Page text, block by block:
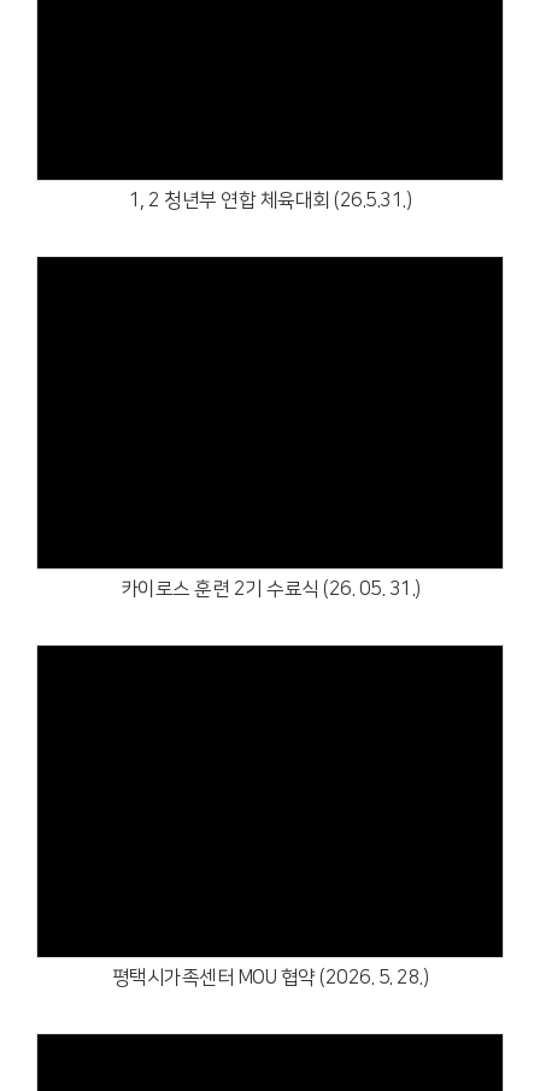
1, 2 청년부 연합 체육대회 (26.5.31.)
카이로스 훈련 2기 수료식 (26. 05. 31.)
평택시가족센터 MOU 협약 (2026. 5. 28.)